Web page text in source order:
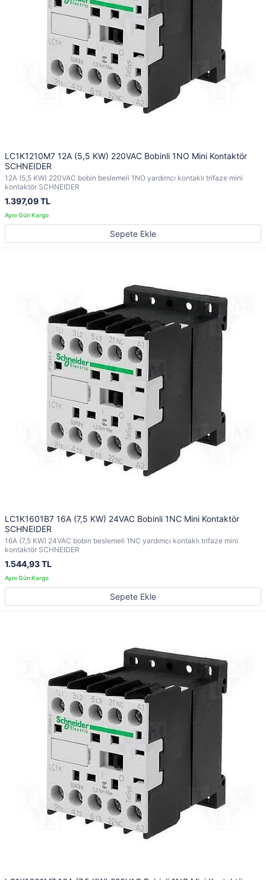
LC1K1210M7 12A (5,5 KW) 220VAC Bobinli 1NO Mini Kontaktör
SCHNEIDER
12A (5,5 KW) 220VAC bobin beslemeli 1NO yardımcı kontaklı trifaze mini
kontaktör SCHNEIDER
1.397,09 TL
Sepete Ekle
LC1K1601B7 16A (7,5 KW) 24VAC Bobinli 1NC Mini Kontaktör
SCHNEIDER
16A (7,5 KW) 24VAC bobin beslemeli 1NC yardımcı kontaklı trifaze mini
kontaktör SCHNEIDER
1.544,93 TL
Sepete Ekle